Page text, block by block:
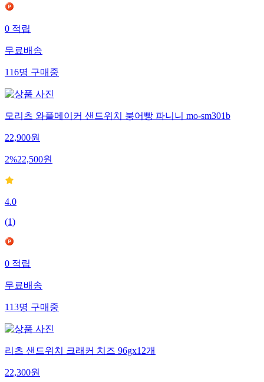
0적립
무료배송
116명구매중
모리츠 와플메이커 샌드위치 붕어빵 파니니 mo-sm301b
22,900원
2%22,500원
4.0
(1)
0적립
무료배송
113명구매중
리츠 샌드위치 크래커 치즈 96gx12개
22,300원